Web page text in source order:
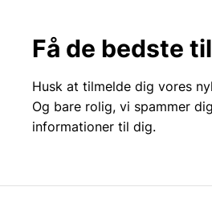
Få de bedste
Husk at tilmelde dig vores
Og bare rolig, vi spammer
informationer til dig.